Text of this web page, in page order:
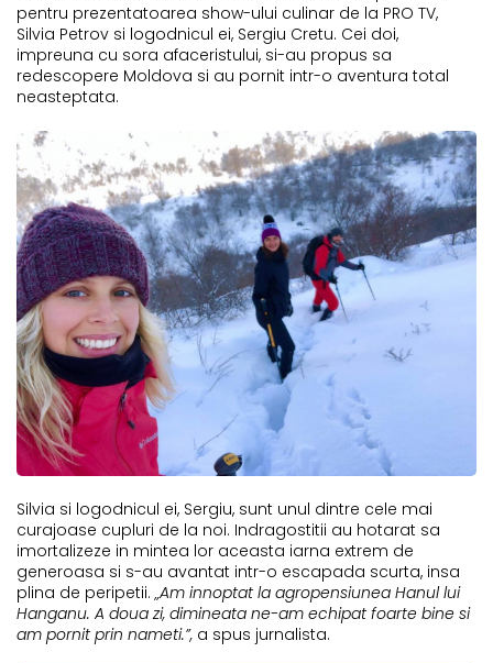
pentru prezentatoarea show-ului culinar de la PRO TV,
Silvia Petrov si logodnicul ei, Sergiu Cretu. Cei doi,
impreuna cu sora afaceristului, si-au propus sa
redescopere Moldova si au pornit intr-o aventura total
neasteptata.
Silvia si logodnicul ei, Sergiu, sunt unul dintre cele mai
curajoase cupluri de la noi. Indragostitii au hotarat sa
imortalizeze in mintea lor aceasta iarna extrem de
generoasa si s-au avantat intr-o escapada scurta, insa
plina de peripetii. „Am innoptat la agropensiunea Hanul lui
Hanganu. A doua zi, dimineata ne-am echipat foarte bine si
am pornit prin nameti.”, a spus jurnalista.